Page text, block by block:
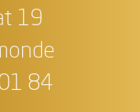
19
84